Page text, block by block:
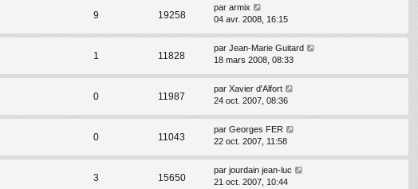
9 19258
par armix
04 avr. 2008, 16:15
1 11828
par Jean-Marie Guitard
18 mars 2008, 08:33
0 11987
par Xavier d'Alfort
24 oct. 2007, 08:36
0 11043
par Georges FER
22 oct. 2007, 11:58
3 15650
par jourdain jean-luc
21 oct. 2007, 10:44